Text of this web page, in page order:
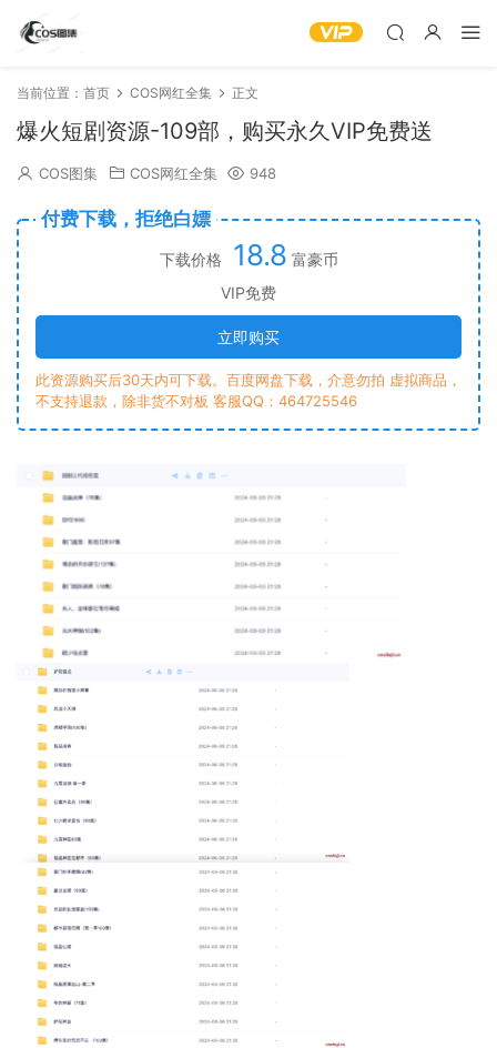
当前位置： 首页 COS网红全集 正文
爆火短剧资源-109部，购买永久VIP免费送
COS图集 COS网红全集 948
付费下载，拒绝白嫖
下载价格 18.8 富豪币
VIP免费
立即购买
此资源购买后30天内可下载。百度网盘下载，介意勿拍 虚拟商品，
不支持退款，除非货不对板 客服QQ：464725546